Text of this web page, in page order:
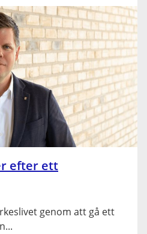
efter ett
genom att gå ett